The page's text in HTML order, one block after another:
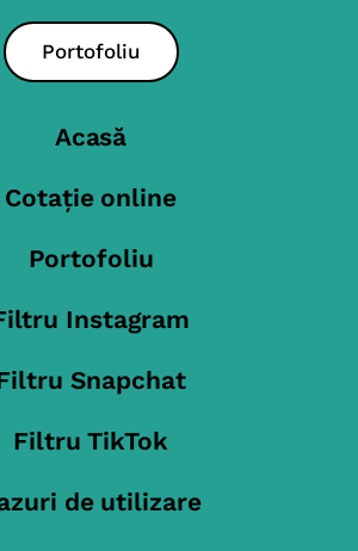
Portofoliu
Acasă
Cotație online
Portofoliu
Instagram
Snapchat
Filtru TikTok
de utilizare